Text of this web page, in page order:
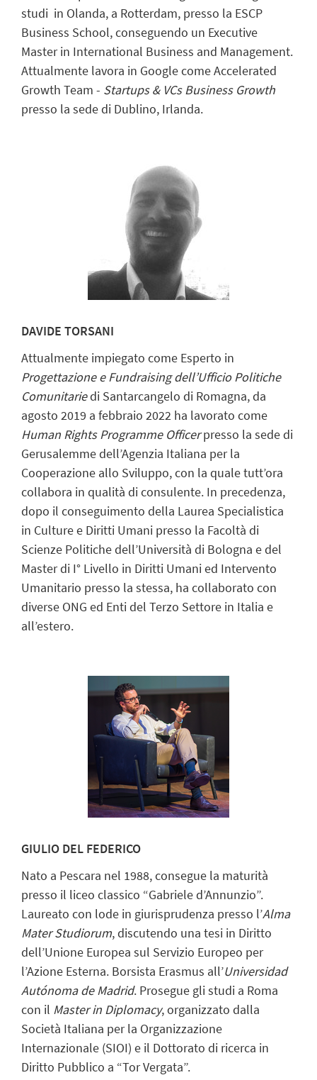
studi in Olanda, a Rotterdam, presso la ESCP
Business School, conseguendo un Executive
Master in International Business and Management.
Attualmente lavora in Google come Accelerated
Growth Team - Startups & VCs Business Growth
presso la sede di Dublino, Irlanda.
DAVIDE TORSANI
Attualmente impiegato come Esperto in
Progettazione e Fundraising dell’Ufficio Politiche
Comunitariedi Santarcangelo di Romagna, da
agosto 2019 a febbraio 2022 ha lavorato come
Human Rights Programme Officerpresso la sede di
Gerusalemme dell’Agenzia Italiana per la
Cooperazione allo Sviluppo, con la quale tutt’ora
collabora in qualità di consulente. In precedenza,
dopo il conseguimento della Laurea Specialistica
in Culture e Diritti Umani presso la Facoltà di
Scienze Politiche dell’Università di Bologna e del
Master di I° Livello in Diritti Umani ed Intervento
Umanitario presso la stessa, ha collaborato con
diverse ONG ed Enti del Terzo Settore in Italia e
all’estero.
GIULIO DEL FEDERICO
Nato a Pescara nel 1988, consegue la maturità
presso il liceo classico “Gabriele d’Annunzio”.
Laureato con lode in giurisprudenza presso l’Alma
Mater Studiorum, discutendo una tesi in Diritto
dell’Unione Europea sul Servizio Europeo per
l’Azione Esterna. Borsista Erasmus all’Universidad
Autónoma de Madrid. Prosegue gli studi a Roma
con il Master in Diplomacy, organizzato dalla
Società Italiana per la Organizzazione
Internazionale (SIOI) e il Dottorato di ricerca in
Diritto Pubblico a “Tor Vergata”.